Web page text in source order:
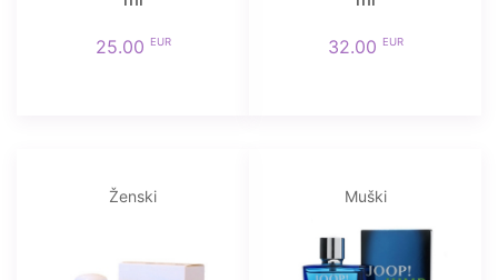
25.00 EUR 32.00 EUR
Ženski Muški